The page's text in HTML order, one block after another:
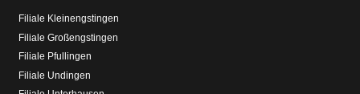
Filiale Kleinengstingen
Filiale Großengstingen
Filiale Pfullingen
Filiale Undingen